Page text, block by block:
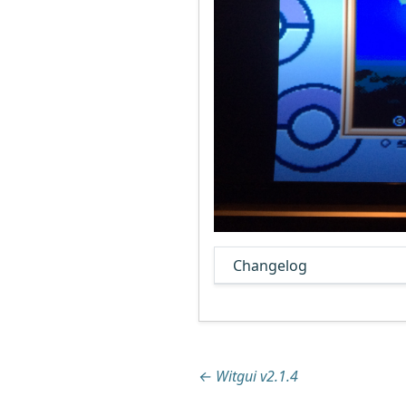
Changelog
← Witgui v2.1.4